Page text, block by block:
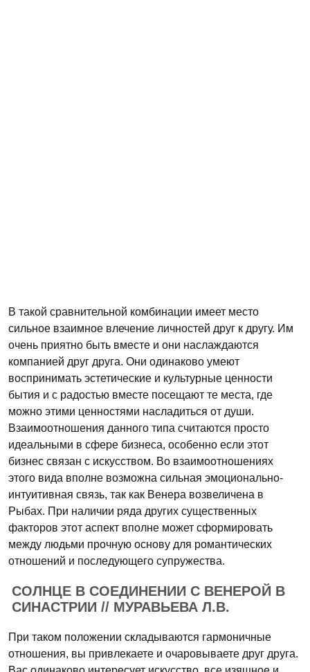
В такой сравнительной комбинации имеет место
сильное взаимное влечение личностей друг к другу. Им
очень приятно быть вместе и они наслаждаются
компанией друг друга. Они одинаково умеют
воспринимать эстетические и культурные ценности
бытия и с радостью вместе посещают те места, где
можно этими ценностями насладиться от души.
Взаимоотношения данного типа считаются просто
идеальными в сфере бизнеса, особенно если этот
бизнес связан с искусством. Во взаимоотношениях
этого вида вполне возможна сильная эмоционально-
интуитивная связь, так как Венера возвеличена в
Рыбах. При наличии ряда других существенных
факторов этот аспект вполне может сформировать
между людьми прочную основу для романтических
отношений и последующего супружества.
СОЛНЦЕ В СОЕДИНЕНИИ С ВЕНЕРОЙ В
СИНАСТРИИ // МУРАВЬЕВА Л.В.
При таком положении складываются гармоничные
отношения, вы привлекаете и очаровываете друг друга.